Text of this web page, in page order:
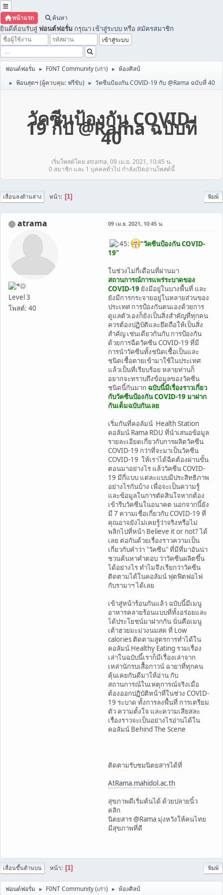
หน้าแรก ค้นหา
ยินดีต้อนรับสู่ ฟอนต์ฟอรั่ม กรุณา เข้าสู่ระบบหรือ สมัครสมาชิก
ฟอนต์ฟอรั่ม ► F0NT Community (เก่า) ► ห้องศิลป์
► ฟ้อนสุดฯ (ผู้ควบคุม:ฟรีขับ) ► วัคซีนป้องกัน COVID-19 กับ @Rama ฉบับที่ 40
วัคซีนป้องกัน COVID-
19 กับ @Rama ฉบับที่
40
เริ่มโพสต์โดย atrama, 09 เม.ย. 2021, 10:45 น.
0 สมาชิก และ 1 บุคคลทั่วไป กำลังเปิดอ่านโพสต์นี้
พิมพ์
เลื่อนลงด้านล่าง หน้า 1
atrama
Level 3
โพสต์: 40
09 เม.ย. 2021, 10:45 น.
"วัคซีนป้องกัน COVID-
19"
ในช่วงไม่กี่เดือนที่ผ่านมา
สถานการณ์การแพร่ระบาดของ
COVID-19 ยังมีอยู่ในบางพื้นที่ และ
ยังมีการกระจายอยู่ในหลายส่วนของ
ประเทศ การป้องกันตนเองด้วยการ
ดูแลตัวเองก็ยังเป็นสิ่งสำคัญที่ทุกคน
ควรต้องปฏิบัติและยึดถือให้เป็นสิ่ง
สำคัญ เช่นเดียวกันกับ การป้องกัน
ด้วยการฉีดวัคซีน COVID-19 ที่มี
การนำวัคซีนทั้งชนิดเชื้อเป็นและ
ชนิดเชื้อตายเข้ามาใช้ในประเทศ
แล้วเป็นที่เรียบร้อย หลายท่านก็
อยากจะทราบถึงข้อมูลของวัคซีน
ชนิดนี้กันมาก ฉบับนี้มีเรื่องราวเกี่ยว
กับวัคซีนป้องกัน COVID-19 มาฝาก
กันเต็มฉบับกันเลย
เริ่มกันที่คอลัมน์ Health Station
คอลัมน์ Rama RDU ที่นำเสนอข้อมูล
รายละเอียดเกี่ยวกับการผลิตวัคซีน
COVID-19 กว่าที่จะมาเป็นวัคซีน
COVID-19 ให้เราได้ฉีดต้องผ่านขั้น
ตอนมาอย่างไร แล้ววัคซีน COVID-
19 มีกี่แบบ แต่ละแบบมีประสิทธิภาพ
อย่างไรกันบ้าง เพื่อจะเป็นความรู้
และข้อมูลในการตัดสินใจหากต้อง
เข้ารีบวัคซีนในอนาคต นอกจากนี้ยัง
มี 7 ความเชื่อเกี่ยวกับ COVID-19 ที่
คุณอาจยังไม่เคยรู้ว่าจริงหรือไม่
พลิกไปที่หน้า Believe it or not? ได้
เลย ต่อกันด้วยเรื่องราวความเป็น
เกี่ยวกับคำว่า "วัคซีน" ที่มีที่มาอันน่า
ชวนค้นหาคำตอบ ว่าวัคซีนผลิตขึ้น
ได้อย่างไร ทำไมจึงเรียกว่าวัคซีน
ติดตามได้ในคอลัมน์ ฟุตฟิตฟอไฟ
กับรามาฯ ได้เลย
เข้าสู่หน้าร้อนกันแล้ว ฉบับนี้มีเมนู
อาหารคลายร้อนแบบที่ทั้งอร่อยและ
ได้ประโยชน์มาฝากกัน นั่นคือเมนู
เต้าฮวยมะม่วงนมสด ที่ Low
calories ติดตามสูตรการทำได้ใน
คอลัมน์ Healthy Eating รวมเรื่อง
เล่าในฉบับนี้เราก็มีเรื่องเล่าจาก
เหล่านักรบเสื้อกาวน์ ฉายาที่ทุกคน
คุ้นเคยกันดีมาให้อ่าน กับ
สถานการณ์ในเหตุการณ์จริงเมื่อ
ต้องออกปฏิบัติหน้าที่ในช่วง COVID-
19 ระบาด ทั้งการลงพื้นที่ การเตรียม
ตัว ความตั้งใจ และความเสียสละ
เรื่องราวจะเป็นอย่างไรอ่านได้ใน
คอลัมน์ Behind The Scene
ติดตามรับชมนิตยสารได้ที่
AtRama.mahidol.ac.th
สุขภาพดีเริ่มต้นได้ ด้วยปลายนิ้ว
คลิก
นิตยสาร @Rama มุ่งหวังให้คนไทย
มีสุขภาพที่ดี
พิมพ์
เลื่อนขึ้นด้านบน หน้า 1
ฟอนต์ฟอรั่ม ► F0NT Community (เก่า) ► ห้องศิลป์